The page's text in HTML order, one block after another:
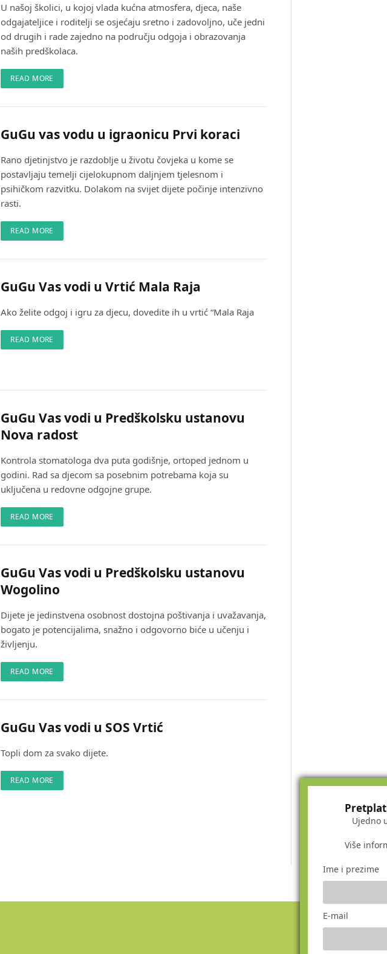
U našoj školici, u kojoj vlada kućna atmosfera, djeca, naše
odgajateljice i roditelji se osjećaju sretno i zadovoljno, uče jedni
od drugih i rade zajedno na području odgoja i obrazovanja
naših predškolaca.
READ MORE
GuGu vas vodu u igraonicu Prvi koraci
Rano djetinjstvo je razdoblje u životu čovjeka u kome se
postavljaju temelji cijelokupnom daljnjem tjelesnom i
psihičkom razvitku. Dolakom na svijet dijete počinje intenzivno
rasti.
READ MORE
GuGu Vas vodi u Vrtić Mala Raja
Ako želite odgoj i igru za djecu, dovedite ih u vrtić “Mala Raja
READ MORE
GuGu Vas vodi u Predškolsku ustanovu
Nova radost
Kontrola stomatologa dva puta godišnje, ortoped jednom u
godini. Rad sa djecom sa posebnim potrebama koja su
uključena u redovne odgojne grupe.
READ MORE
GuGu Vas vodi u Predškolsku ustanovu
Wogolino
Dijete je jedinstvena osobnost dostojna poštivanja i uvažavanja,
bogato je potencijalima, snažno i odgovorno biće u učenju i
življenju.
READ MORE
GuGu Vas vodi u SOS Vrtić
Topli dom za svako dijete.
READ MORE
Ujedno
Više
Ime i prezime
E-mail